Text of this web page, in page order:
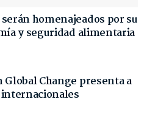
homenajeados por su
y seguridad alimentaria
Change presenta a